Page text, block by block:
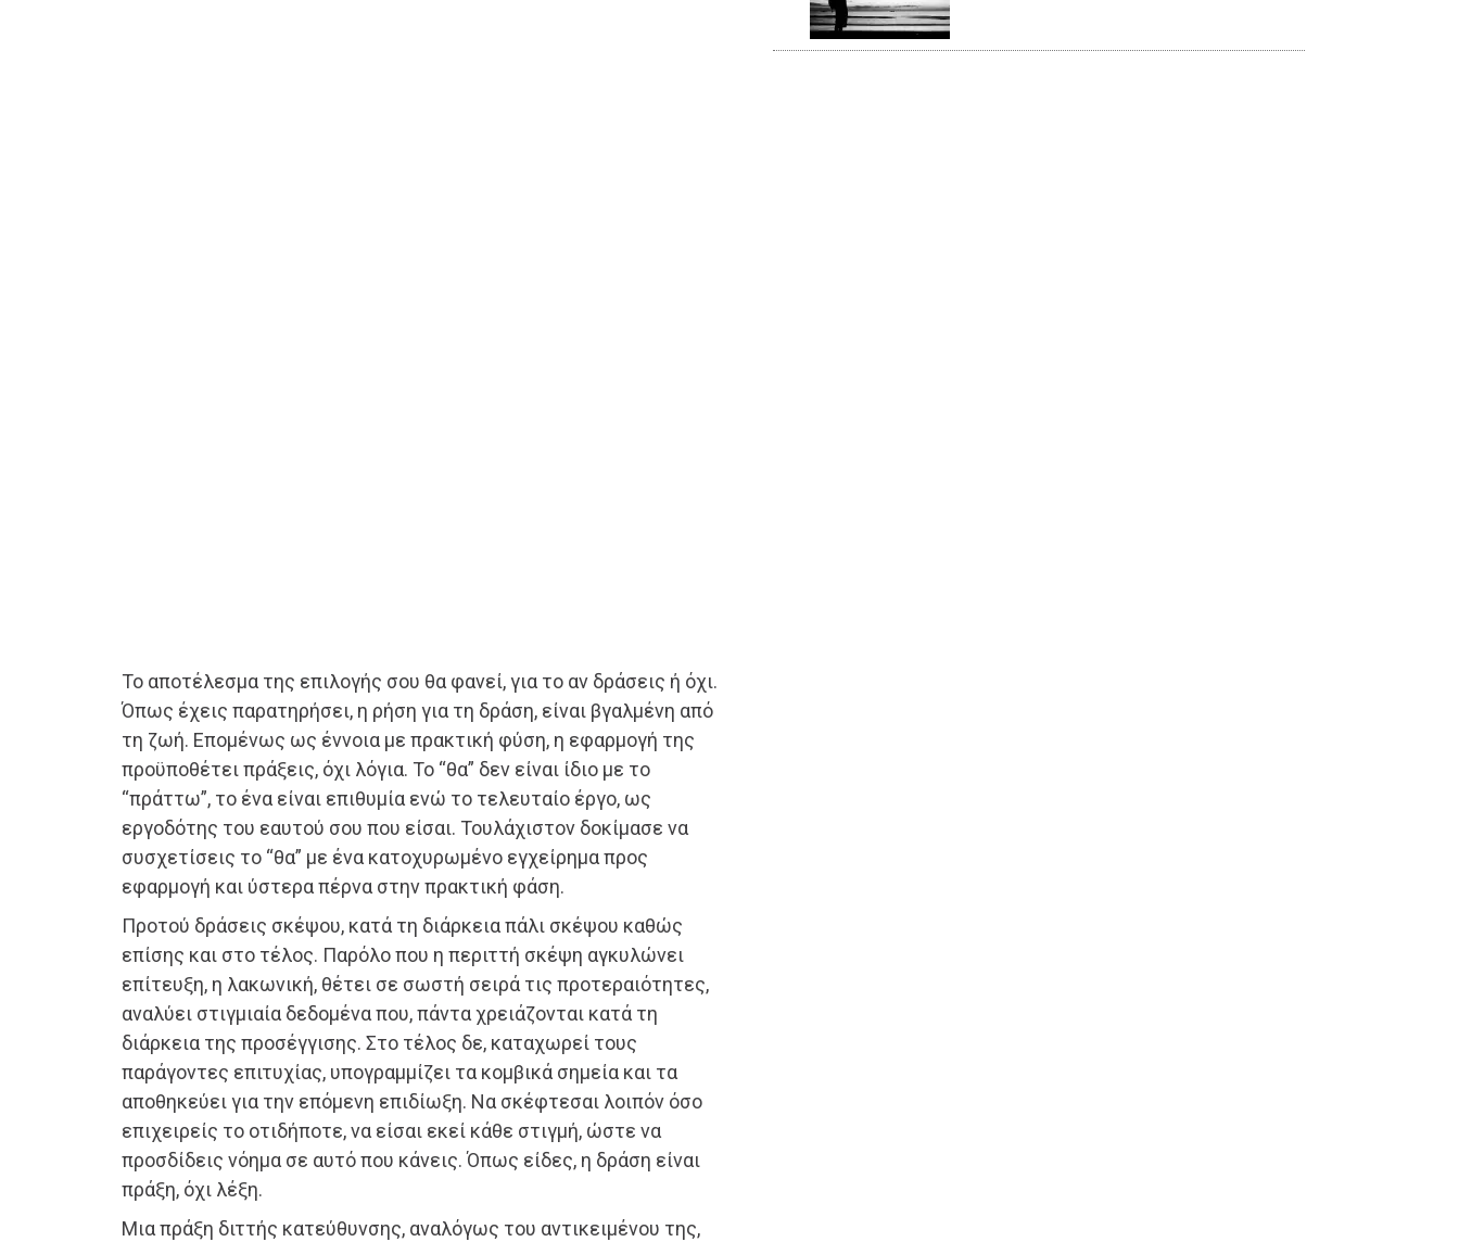
Το αποτέλεσμα της επιλογής σου θα φανεί, για το αν δράσεις ή όχι.
Όπως έχεις παρατηρήσει, η ρήση για τη δράση, είναι βγαλμένη από
τη ζωή. Επομένως ως έννοια με πρακτική φύση, η εφαρμογή της
προϋποθέτει πράξεις, όχι λόγια. Το “θα” δεν είναι ίδιο με το
“πράττω”, το ένα είναι επιθυμία ενώ το τελευταίο έργο, ως
εργοδότης του εαυτού σου που είσαι. Τουλάχιστον δοκίμασε να
συσχετίσεις το “θα” με ένα κατοχυρωμένο εγχείρημα προς
εφαρμογή και ύστερα πέρνα στην πρακτική φάση.
Προτού δράσεις σκέψου, κατά τη διάρκεια πάλι σκέψου καθώς
επίσης και στο τέλος. Παρόλο που η περιττή σκέψη αγκυλώνει
επίτευξη, η λακωνική, θέτει σε σωστή σειρά τις προτεραιότητες,
αναλύει στιγμιαία δεδομένα που, πάντα χρειάζονται κατά τη
διάρκεια της προσέγγισης. Στο τέλος δε, καταχωρεί τους
παράγοντες επιτυχίας, υπογραμμίζει τα κομβικά σημεία και τα
αποθηκεύει για την επόμενη επιδίωξη. Να σκέφτεσαι λοιπόν όσο
επιχειρείς το οτιδήποτε, να είσαι εκεί κάθε στιγμή, ώστε να
προσδίδεις νόημα σε αυτό που κάνεις. Όπως είδες, η δράση είναι
πράξη, όχι λέξη.
Μια πράξη διττής κατεύθυνσης, αναλόγως του αντικειμένου της,